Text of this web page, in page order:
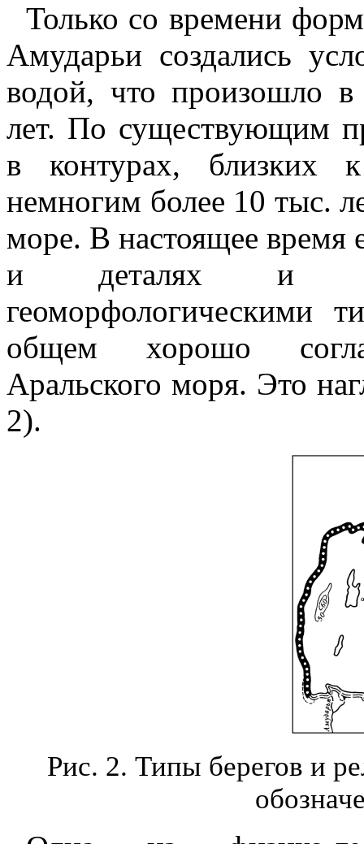
Только со времени
Амударьи создались
водой, что произошло в
лет. По существующим
в контурах, близких к
немногим более 10 тыс.
море. В настоящее время
и деталях и
геоморфологическими
общем хорошо
Аральского моря. Это
2).
Рис. 2. Типы берегов и